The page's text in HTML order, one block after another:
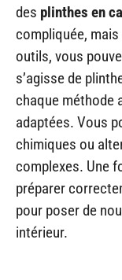
des plinthes en
compliquée,
outils, vous
s’agisse de
chaque méthode
adaptées. Vous
chimiques ou
complexes. Une
préparer
pour poser de
intérieur.